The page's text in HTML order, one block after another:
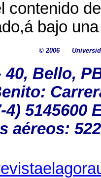
contenido
bajo
© 2006
40, Bello,
4) 5145600
aéreos: